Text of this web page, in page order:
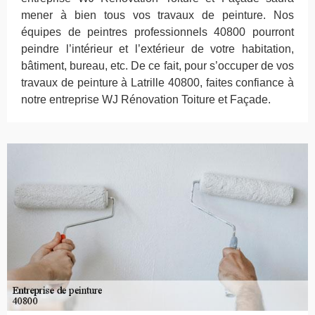
mener à bien tous vos travaux de peinture. Nos
équipes de peintres professionnels 40800 pourront
peindre l’intérieur et l’extérieur de votre habitation,
bâtiment, bureau, etc. De ce fait, pour s’occuper de vos
travaux de peinture à Latrille 40800, faites confiance à
notre entreprise WJ Rénovation Toiture et Façade.